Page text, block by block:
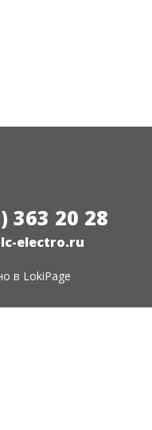
363 20 28
electro.ru
в LokiPage